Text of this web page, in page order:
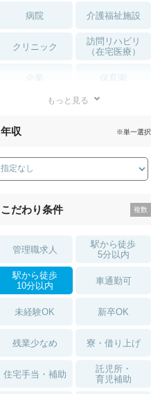
病院 介護福祉施設
クリニック
訪問リハビリ
（在宅医療）
薬局・
もっと見る
年収 ※単一選択
こだわり条件
管理職求人
駅から徒歩
5分以内
駅から徒歩
10分以内
車通勤可
未経験OK 新卒OK
残業少なめ 寮・借り上げ
住宅手当・補助
託児所・
育児補助